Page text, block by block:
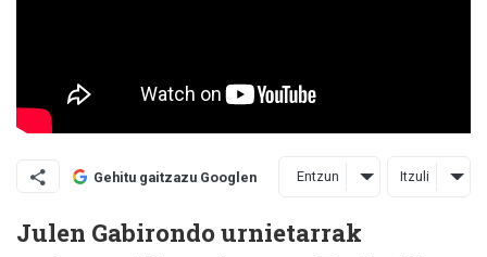
Gehitu gaitzazu Googlen Entzun Itzuli
Julen Gabirondo urnietarrak